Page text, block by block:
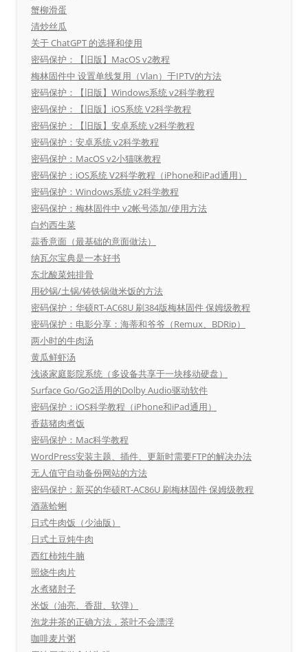
蟹柳滑蛋
清炒丝瓜
关于 ChatGPT 的选择和使用
密码保护：【旧版】MacOS v2教程
梅林固件中 设置单线复用（Vlan）于IPTV的方法
密码保护：【旧版】Windows系统 v2科学教程
密码保护：【旧版】iOS系统 V2科学教程
密码保护：【旧版】安卓系统 v2科学教程
密码保护：安卓系统 v2科学教程
密码保护：MacOS v2小猫咪教程
密码保护：iOS系统 V2科学教程（iPhone和iPad通用）
密码保护：Windows系统 v2科学教程
密码保护：梅林固件中 v2帐号添加/使用方法
白灼西生菜
蒜香意面（最基础的意面做法）
纳瓦尔宝典是一本好书
东北酸菜炖排骨
用砂锅/土锅/铸铁锅做米饭的方法
密码保护：华硕RT-AC68U 刷384版梅林固件 保姆级教程
密码保护：电影分享：海蒂和爷爷（Remux、BDRip）
两小时的牛肉汤
黄瓜鲜虾汤
浅谈家庭影院系统（多设备共享于一块移动硬盘）
Surface Go/Go2适用的Dolby Audio驱动软件
密码保护：iOS科学教程（iPhone和iPad通用）
香菇猪肉煮饭
密码保护：Mac科学教程
WordPress安装主题、插件、更新时需要FTP的解决办法
无人值守自动备份网站的方法
密码保护：新买的华硕RT-AC86U 刷梅林固件 保姆级教程
酒蒸蛤蜊
日式牛肉饭（少油版）
日式土豆炖牛肉
西红柿炖牛腩
照烧牛肉片
水煮猪肘子
米饭（油亮、香甜、软弹）
泡龙井茶的正确方法，茶叶不会漂浮
咖啡麦片粥